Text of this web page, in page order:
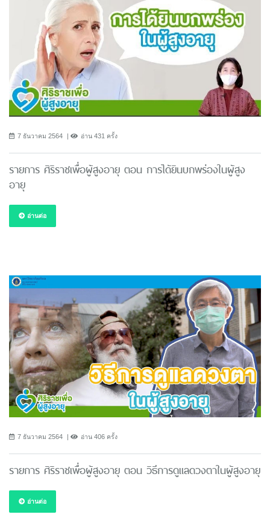
7 ธันวาคม 2564 อ่าน 431 ครั้ง
รายการ ศิริราชเพื่อผู้สูงอายุ ตอน การได้ยินบกพร่องในผู้สูง
อายุ
อ่านต่อ
7 ธันวาคม 2564 อ่าน 406 ครั้ง
รายการ ศิริราชเพื่อผู้สูงอายุ ตอน วิธีการดูแลดวงตาในผู้สูงอายุ
อ่านต่อ